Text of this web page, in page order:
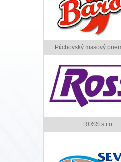
Púchovský mäsový
ROSS s.r.o.